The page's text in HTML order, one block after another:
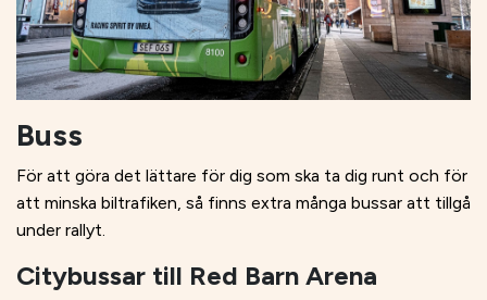
Buss
För att göra det lättare för dig som ska ta dig runt och för
att minska biltrafiken, så finns extra många bussar att tillgå
under rallyt.
Citybussar till Red Barn Arena